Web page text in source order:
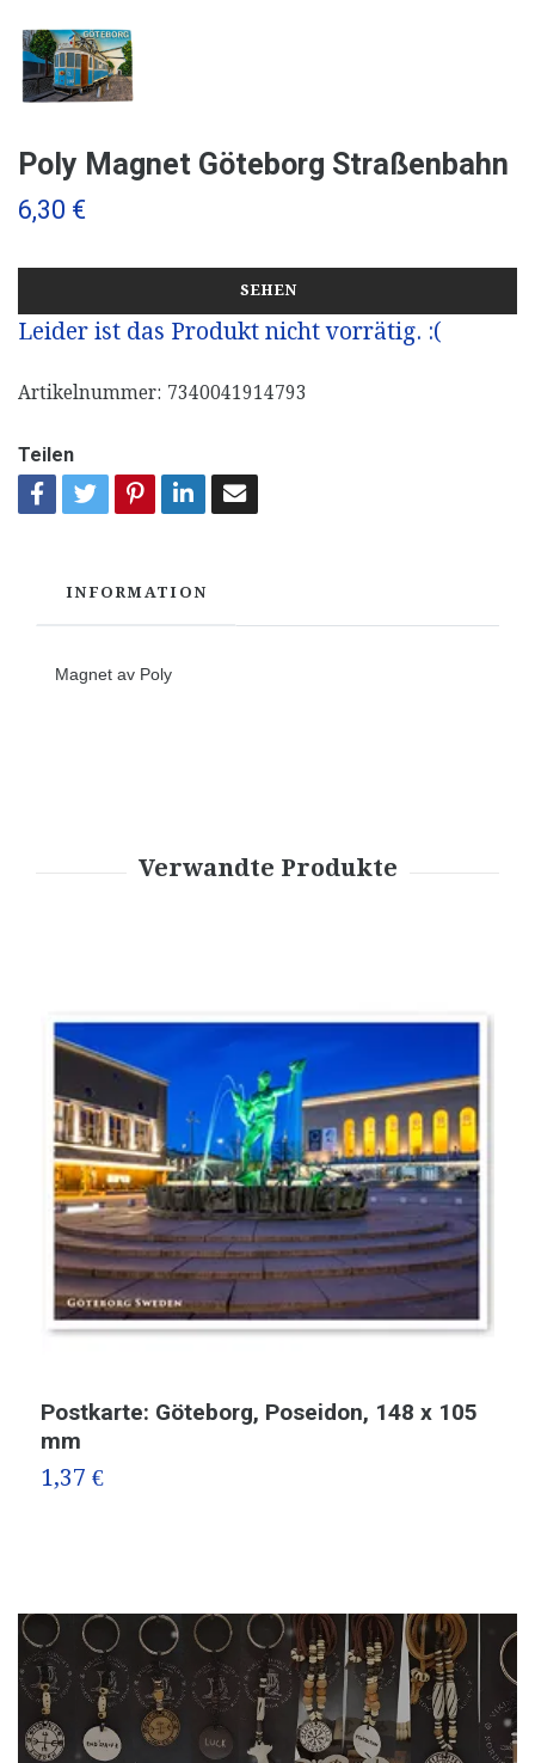
Poly Magnet Göteborg Straßenbahn
6,30 €
SEHEN
Leider ist das Produkt nicht vorrätig. :(
Artikelnummer: 7340041914793
Teilen
INFORMATION
Magnet av Poly
Postkarte: Göteborg, Poseidon, 148 x 105
mm
1,37 €